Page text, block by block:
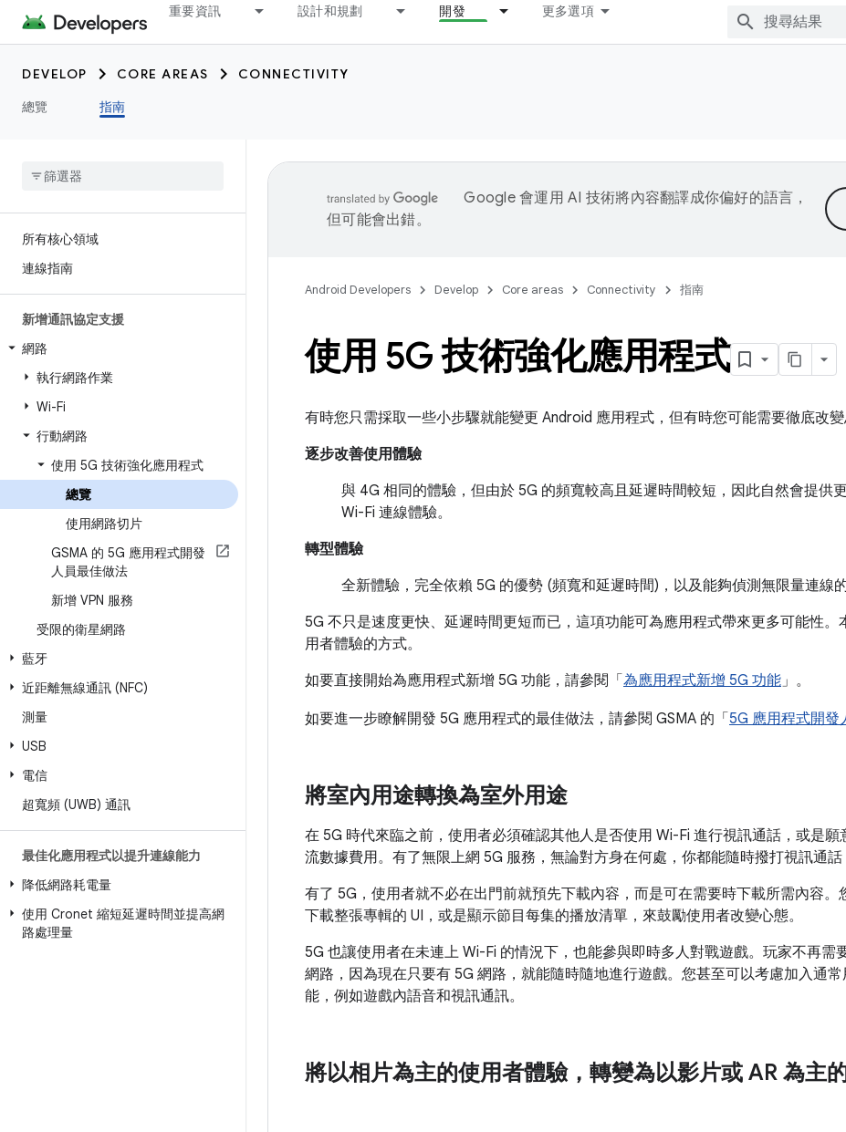
重要資訊 設計和規劃 開發 更多選項
DEVELOP CORE AREAS
CONNECTIVITY
總覽
指南
所有核心領域
連線指南
新增通訊協定支援
網路
執行網路作業
Wi-Fi
行動網路
使用 5G 技術強化應用程式
總覽
使用網路切片
GSMA 的 5G 應用程式開發
人員最佳做法
新增 VPN 服務
受限的衛星網路
藍牙
近距離無線通訊 (NFC)
測量
USB
電信
超寬頻 (UWB) 通訊
最佳化應用程式以提升連線能力
降低網路耗電量
使用 Cronet 縮短延遲時間並提高網
路處理量
Google 會運用 AI 技術將內容翻譯成你偏好的語言，
但可能會出錯。
Android Developers Develop Core areas Connectivity 指南
使用 5G 技術強化應用程式
有時您只需採取一些小步驟就能變更 Android 應用程式，但有時您可能需要徹底改變
逐步改善使用體驗
與 4G 相同的體驗，但由於 5G 的頻寬較高且延遲時間較短，因此自然會提供
Wi-Fi 連線體驗。
轉型體驗
全新體驗，完全依賴 5G 的優勢 (頻寬和延遲時間)，以及能夠偵測無限量連線的
5G 不只是速度更快、延遲時間更短而已，這項功能可為應用程式帶來更多可能性。
用者體驗的方式。
如要直接開始為應用程式新增 5G 功能，請參閱「 為應用程式新增 5G 功能」。
如要進一步瞭解開發 5G 應用程式的最佳做法，請參閱 GSMA 的「 5G 應用程式開發
將室內用途轉換為室外用途
在 5G 時代來臨之前，使用者必須確認其他人是否使用 Wi-Fi 進行視訊通話，或是願
流數據費用。有了無限上網 5G 服務，無論對方身在何處，你都能隨時撥打視訊通話
有了 5G，使用者就不必在出門前就預先下載內容，而是可在需要時下載所需內容。
下載整張專輯的 UI，或是顯示節目每集的播放清單，來鼓勵使用者改變心態。
5G 也讓使用者在未連上 Wi-Fi 的情況下，也能參與即時多人對戰遊戲。玩家不再需
網路，因為現在只要有 5G 網路，就能隨時隨地進行遊戲。您甚至可以考慮加入通
能，例如遊戲內語音和視訊通訊。
將以相片為主的使用者體驗，轉變為以影片或 AR 為主